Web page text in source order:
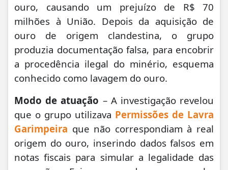
ouro, causando um prejuízo de R$ 70
milhões à União. Depois da aquisição de
ouro de origem clandestina, o grupo
produzia documentação falsa, para encobrir
a procedência ilegal do minério, esquema
conhecido como lavagem do ouro.
Modo de atuação – A investigação revelou
que o grupo utilizava Permissões de Lavra
Garimpeira que não correspondiam à real
origem do ouro, inserindo dados falsos em
notas fiscais para simular a legalidade das